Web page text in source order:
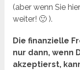
(aber wenn Sie
weiter! 🙂 ).
Die finanzielle
nur dann, wenn
akzeptierst,